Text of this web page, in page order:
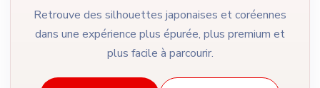
Retrouve des silhouettes japonaises et coréennes
dans une expérience plus épurée, plus premium et
plus facile à parcourir.